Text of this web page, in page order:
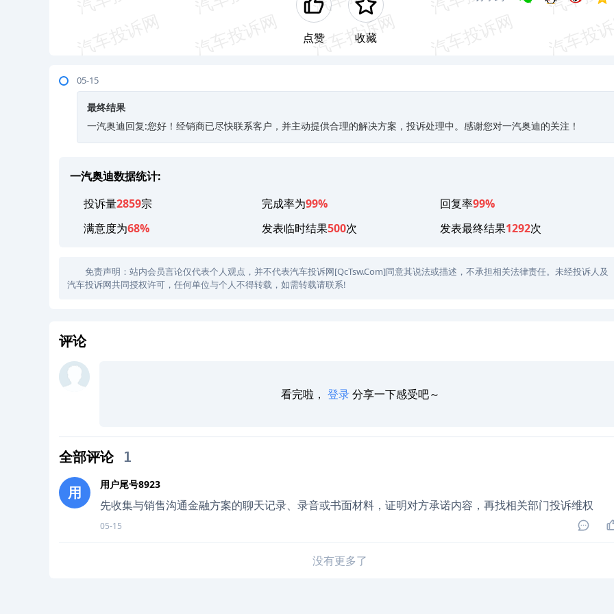
点赞 收藏
05-15
最终结果
一汽奥迪回复:您好！经销商已尽快联系客户，并主动提供合理的解决方案，投诉处理中。感谢您对一汽奥迪的关注！
一汽奥迪数据统计:
投诉量2859宗 完成率为99% 回复率99%
满意度为68% 发表临时结果500次 发表最终结果1292次
免责声明：站内会员言论仅代表个人观点，并不代表汽车投诉网[QcTsw.Com]同意其说法或描述，不承担相关法律责任。未经投诉人及
汽车投诉网共同授权许可，任何单位与个人不得转载，如需转载请联系!
评论
看完啦， 登录分享一下感受吧～
全部评论 1
用 用户尾号8923
先收集与销售沟通金融方案的聊天记录、录音或书面材料，证明对方承诺内容，再找相关部门投诉维权
05-15
没有更多了